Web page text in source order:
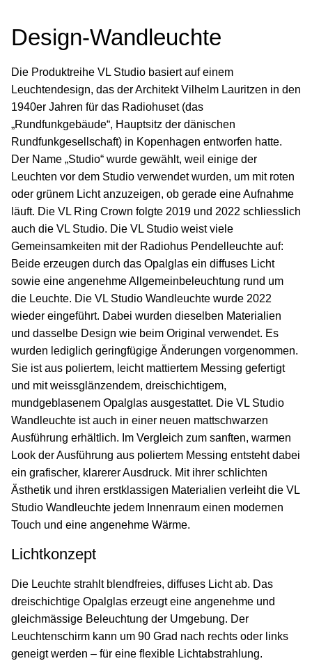
Design-Wandleuchte
Die Produktreihe VL Studio basiert auf einem
Leuchtendesign, das der Architekt Vilhelm Lauritzen in den
1940er Jahren für das Radiohuset (das
„Rundfunkgebäude“, Hauptsitz der dänischen
Rundfunkgesellschaft) in Kopenhagen entworfen hatte.
Der Name „Studio“ wurde gewählt, weil einige der
Leuchten vor dem Studio verwendet wurden, um mit roten
oder grünem Licht anzuzeigen, ob gerade eine Aufnahme
läuft. Die VL Ring Crown folgte 2019 und 2022 schliesslich
auch die VL Studio. Die VL Studio weist viele
Gemeinsamkeiten mit der Radiohus Pendelleuchte auf:
Beide erzeugen durch das Opalglas ein diffuses Licht
sowie eine angenehme Allgemeinbeleuchtung rund um
die Leuchte. Die VL Studio Wandleuchte wurde 2022
wieder eingeführt. Dabei wurden dieselben Materialien
und dasselbe Design wie beim Original verwendet. Es
wurden lediglich geringfügige Änderungen vorgenommen.
Sie ist aus poliertem, leicht mattiertem Messing gefertigt
und mit weissglänzendem, dreischichtigem,
mundgeblasenem Opalglas ausgestattet. Die VL Studio
Wandleuchte ist auch in einer neuen mattschwarzen
Ausführung erhältlich. Im Vergleich zum sanften, warmen
Look der Ausführung aus poliertem Messing entsteht dabei
ein grafischer, klarerer Ausdruck. Mit ihrer schlichten
Ästhetik und ihren erstklassigen Materialien verleiht die VL
Studio Wandleuchte jedem Innenraum einen modernen
Touch und eine angenehme Wärme.
Lichtkonzept
Die Leuchte strahlt blendfreies, diffuses Licht ab. Das
dreischichtige Opalglas erzeugt eine angenehme und
gleichmässige Beleuchtung der Umgebung. Der
Leuchtenschirm kann um 90 Grad nach rechts oder links
geneigt werden – für eine flexible Lichtabstrahlung.